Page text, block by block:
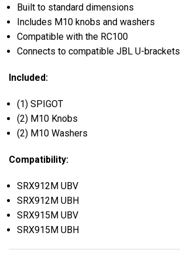
Built to standard dimensions
Includes M10 knobs and washers
Compatible with the RC100
Connects to compatible JBL U-brackets
Included:
(1) SPIGOT
(2) M10 Knobs
(2) M10 Washers
Compatibility:
SRX912M UBV
SRX912M UBH
SRX915M UBV
SRX915M UBH